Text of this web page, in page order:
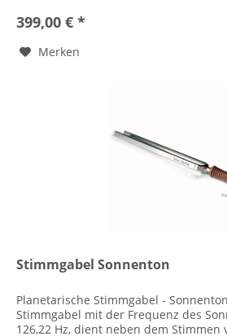
399,00 € *
Merken
Stimmgabel Sonnenton
Planetarische Stimmgabel -
Stimmgabel mit der Frequenz des
126,22 Hz, dient neben dem Stimmen